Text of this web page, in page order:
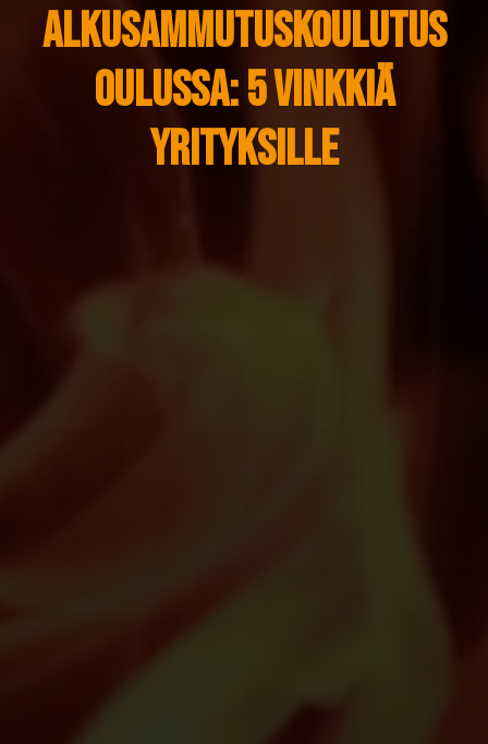
Alkusammutuskoulutus
Oulussa: 5 vinkkiä
yrityksille